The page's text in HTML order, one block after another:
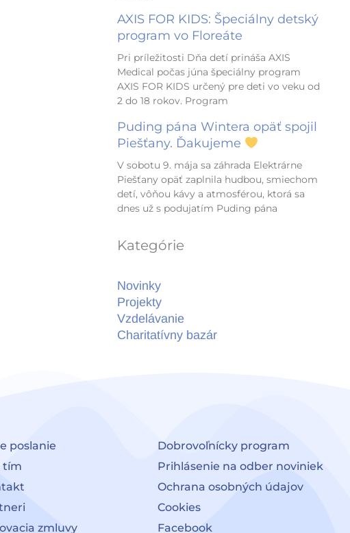
AXIS FOR KIDS: Špeciálny detský
program vo Floreáte
Pri príležitosti Dňa detí prináša AXIS
Medical počas júna špeciálny program
AXIS FOR KIDS určený pre deti vo veku od
2 do 18 rokov. Program
Puding pána Wintera opäť spojil
Piešťany. Ďakujeme
V sobotu 9. mája sa záhrada Elektrárne
Piešťany opäť zaplnila hudbou, smiechom
detí, vôňou kávy a atmosférou, ktorá sa
dnes už s podujatím Puding pána
Kategórie
Novinky
Projekty
Vzdelávanie
Charitatívny bazár
poslanie
tím
zmluvy
Dobrovoľnícky program
Prihlásenie na odber noviniek
Ochrana osobných údajov
Cookies
Facebook